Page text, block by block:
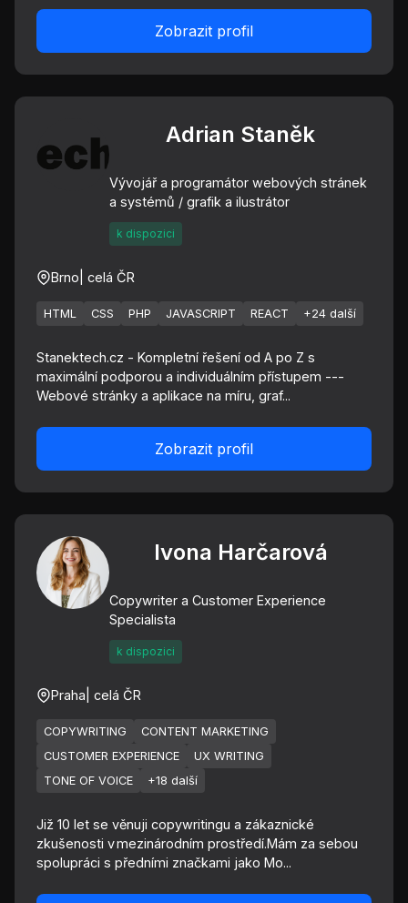
Zobrazit profil
Adrian Staněk
Vývojář a programátor webových stránek
a systémů / grafik a ilustrátor
k dispozici
Brno | celá ČR
HTML CSS PHP JAVASCRIPT REACT +24 další
Stanektech.cz - Kompletní řešení od A po Z s
maximální podporou a individuálním přístupem ---
Webové stránky a aplikace na míru, graf...
Zobrazit profil
Ivona Harčarová
Copywriter a Customer Experience
Specialista
k dispozici
Praha | celá ČR
COPYWRITING
CONTENT MARKETING
CUSTOMER EXPERIENCE
UX WRITING
TONE OF VOICE
+18 další
Již 10 let se věnuji copywritingu a zákaznické
zkušenosti v mezinárodním prostředí.Mám za sebou
spolupráci s předními značkami jako Mo...